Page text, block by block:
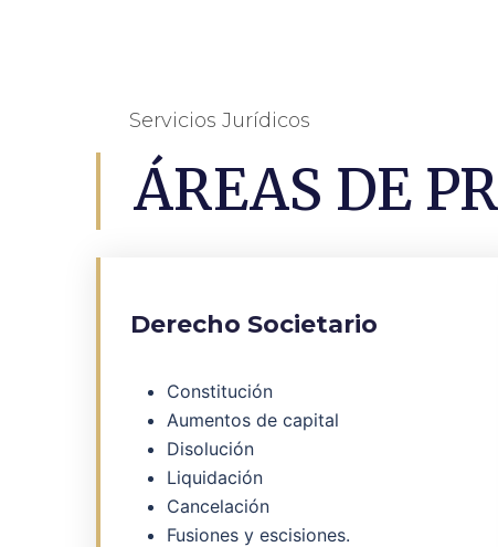
Servicios Jurídicos
ÁREAS DE
Derecho Societario
Constitución
Aumentos de capital
Disolución
Liquidación
Cancelación
Fusiones y escisiones.